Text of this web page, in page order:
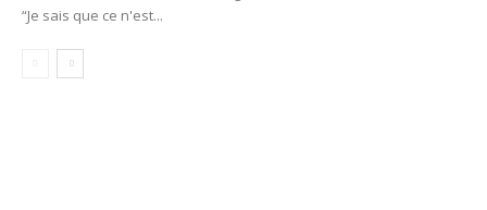
“Je sais que ce n'est...